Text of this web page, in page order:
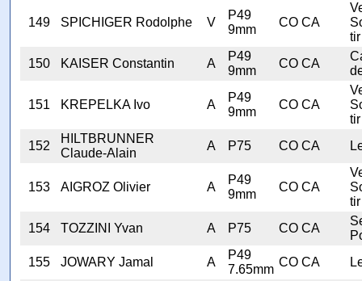
149 SPICHIGER Rodolphe V
P49
9mm
CO CA
tir
150
KAISER Constantin A
P49
9mm
CO CA
151 KREPELKA Ivo A
P49
9mm
CO CA
tir
152
HILTBRUNNER
Claude-Alain
A P75 CO CA
153 AIGROZ Olivier A
P49
9mm
CO CA
tir
154
TOZZINI Yvan A P75 CO CA
155
JOWARY Jamal A
P49
7.65mm
CO CA